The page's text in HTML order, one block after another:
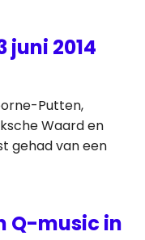
juni 2014
Putten,
Waard en
gehad van een
Q-music in